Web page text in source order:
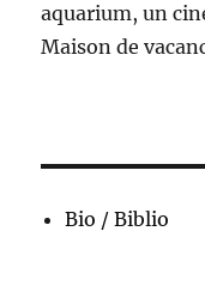
aquarium, un
Maison de
Bio / Biblio